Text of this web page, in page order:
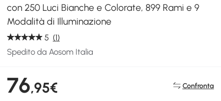
con 250 Luci Bianche e Colorate, 899 Rami e 9
Modalità di Illuminazione
5 (1)
Spedito da Aosom Italia
76,95€ Confronta